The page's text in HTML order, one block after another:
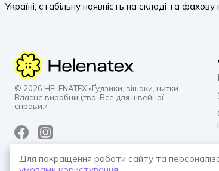
Україні, стабільну наявність на складі та
© 2026 HELENATEX «Ґудзики, вішаки, нитки.
Власне виробництво. Все для швейної
справи.»
Для покращення роботи сайту та